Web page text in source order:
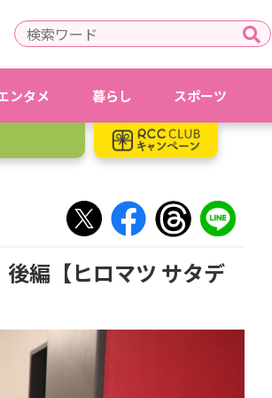
ンタメ 暮らし スポーツ
編【ヒロマツ サタデ